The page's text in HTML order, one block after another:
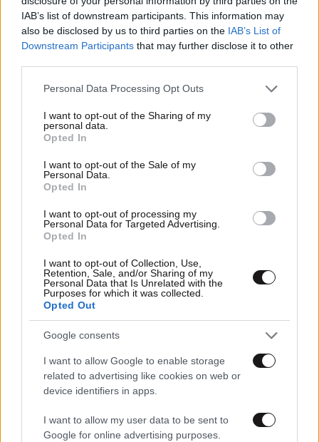
IAB’s list of downstream participants. This information may
also be disclosed by us to third parties on the IAB’s List of
Downstream Participants that may further disclose it to other
Please note that this website/app uses one or more Google
not limited to your visit or usage behaviour. You may click to
grant or deny consent to Google and its third-party tags to
use your data for below specified purposes in below Google
consent section.
Personal Data Processing Opt Outs
I want to opt-out of the Sharing of my
personal data.
Opted In
I want to opt-out of the Sale of my
Personal Data.
Opted In
I want to opt-out of processing my
Personal Data for Targeted Advertising.
Opted In
I want to opt-out of Collection, Use,
Retention, Sale, and/or Sharing of my
Personal Data that Is Unrelated with the
Purposes for which it was collected.
Opted Out
Google consents
I want to allow Google to enable storage
related to advertising like cookies on web or
device identifiers in apps.
I want to allow my user data to be sent to
Google for online advertising purposes.
Δεν ξερω ποιος προσπαθησε πιο πολυ για να την
συννομος βιος σημαινει οτι δεν τον πιασανε
νωριτερα,οσο για την ποινη καλλιτερα να τον βαζανε
Απαντήστε
12·06·2026 15:28
Του έριξαν μια τόσο βαριά καμπάνα 28 μηνών με
αναστολή, που ο άνθρωπος τώρα θα αναγκαστεί να
συνεχίσει να κυκλοφορεί ελεύθερος, σκεπτόμενος το
τεράστιο λάθος του να ζητάει έως και 5.000 ευρώ